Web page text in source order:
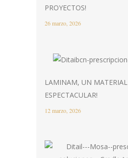
PROYECTOS!
26 marzo, 2026
LAMINAM, UN MATERIAL
ESPECTACULAR!
12 marzo, 2026